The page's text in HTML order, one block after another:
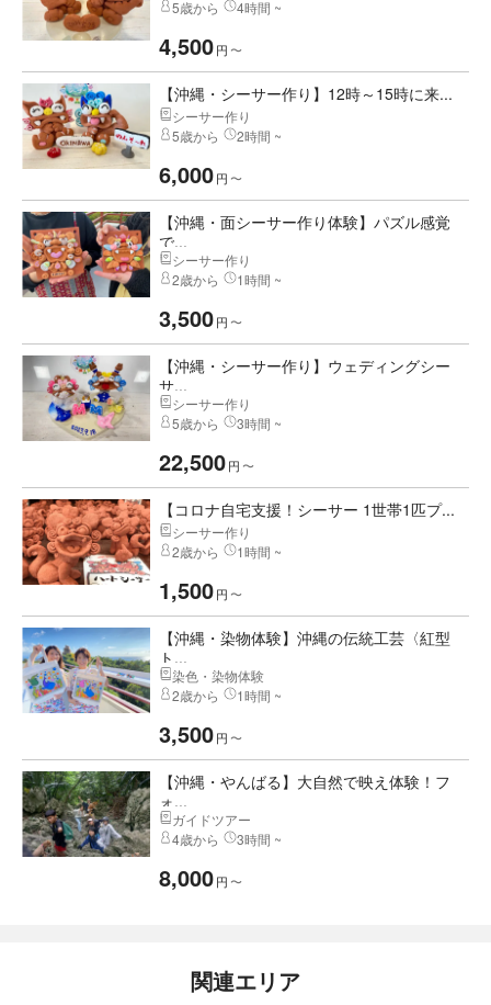
5歳から 4時間 ~
4,500円 〜
【沖縄・シーサー作り】12時～15時に来...
シーサー作り
5歳から
2時間 ~
6,000円 〜
【沖縄・面シーサー作り体験】パズル感覚
で...
シーサー作り
2歳から
1時間 ~
3,500円 〜
【沖縄・シーサー作り】ウェディングシー
サ...
シーサー作り
5歳から
3時間 ~
22,500円 〜
【コロナ自宅支援！シーサー 1世帯1匹プ...
シーサー作り
2歳から
1時間 ~
1,500円 〜
【沖縄・染物体験】沖縄の伝統工芸〈紅型
ト...
染色・染物体験
2歳から
1時間 ~
3,500円 〜
【沖縄・やんばる】大自然で映え体験！フ
ォ...
ガイドツアー
4歳から
3時間 ~
8,000円 〜
関連エリア